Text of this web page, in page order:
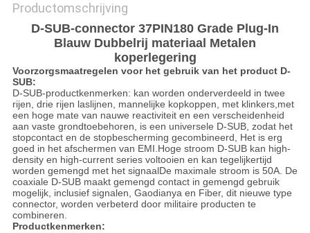
Productomschrijving
D-SUB-connector 37PIN180 Grade Plug-In
Blauw Dubbelrij materiaal Metalen
koperlegering
Voorzorgsmaatregelen voor het gebruik van het product D-
SUB:
D-SUB-productkenmerken: kan worden onderverdeeld in twee
rijen, drie rijen laslijnen, mannelijke kopkoppen, met klinkers,met
een hoge mate van nauwe reactiviteit en een verscheidenheid
aan vaste grondtoebehoren, is een universele D-SUB, zodat het
stopcontact en de stopbescherming gecombineerd, Het is erg
goed in het afschermen van EMI.Hoge stroom D-SUB kan high-
density en high-current series voltooien en kan tegelijkertijd
worden gemengd met het signaalDe maximale stroom is 50A. De
coaxiale D-SUB maakt gemengd contact in gemengd gebruik
mogelijk, inclusief signalen, Gaodianya en Fiber, dit nieuwe type
connector, worden verbeterd door militaire producten te
combineren.
Productkenmerken: